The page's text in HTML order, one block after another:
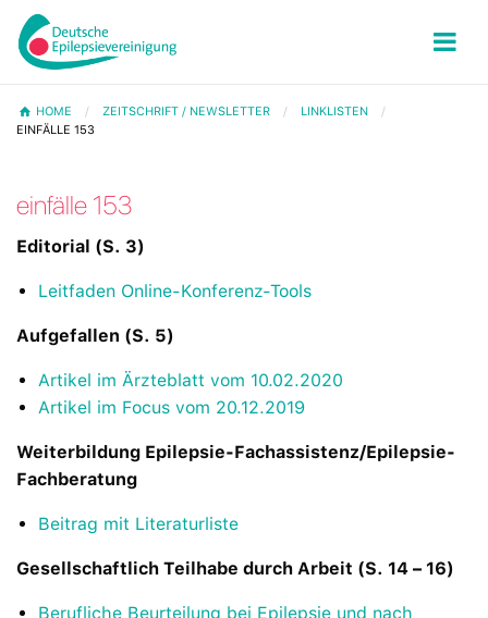
HOME ZEITSCHRIFT / NEWSLETTER
LINKLISTEN
EINFÄLLE 153
einfälle 153
Editorial (S. 3)
Leitfaden Online-Konferenz-Tools
Aufgefallen (S. 5)
Artikel im Ärzteblatt vom 10.02.2020
Artikel im Focus vom 20.12.2019
Weiterbildung Epilepsie-Fachassistenz/Epilepsie-
Fachberatung
Beitrag mit Literaturliste
Gesellschaftlich Teilhabe durch Arbeit (S. 14 – 16)
Berufliche Beurteilung bei Epilepsie und nach